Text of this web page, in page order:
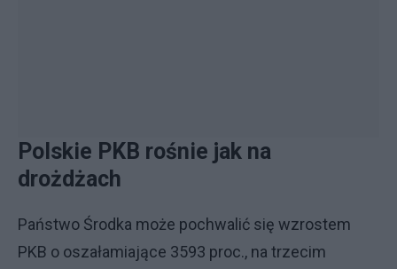
Polskie PKB rośnie jak na
drożdżach
Państwo Środka może pochwalić się wzrostem
PKB o oszałamiające 3593 proc., na trzecim